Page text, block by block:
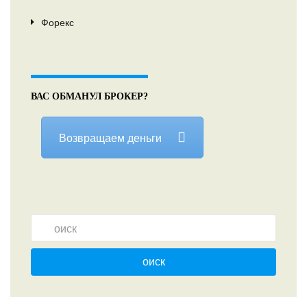
Форекс
ВАС ОБМАНУЛ БРОКЕР?
Возвращаем деньги
оиск